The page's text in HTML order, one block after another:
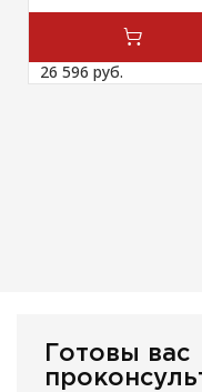
26 596 руб.
Готовы вас